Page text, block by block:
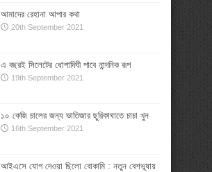
আমাদের রেহানা আপার কথা
20th September 2021
এ বছরই সিলেটের ধোপাদিঘী পাবে নান্দনিক রূপ
19th September 2021
১০ কেজি চালের জন্য ভাতিজার ছুরিকাঘাতে চাচা খুন
16th September 2021
আইএসে যোগ দেওয়া ছিলো বোকামি : নতুন বেশভূষায়